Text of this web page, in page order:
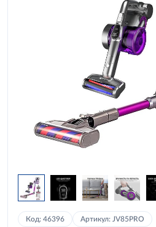
Код: 46396 Артикул: JV85PRO